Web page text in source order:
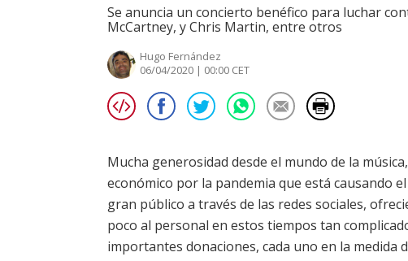
Se anuncia un concierto benéfico para luchar
McCartney, y Chris Martin, entre otros
Hugo Fernández
06/04/2020 | 00:00 CET
Mucha generosidad desde el mundo de la
económico por la pandemia que está causando
gran público a través de las redes sociales,
poco al personal en estos tiempos tan
importantes donaciones, cada uno en la medida